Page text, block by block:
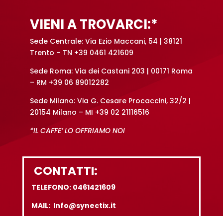
VIENI A TROVARCI:*
Sede Centrale: Via Ezio Maccani, 54 | 38121
Trento – TN +39 0461 421609
Sede Roma: Via dei Castani 203 | 00171 Roma
– RM +39 06 89012282
Sede Milano: Via G. Cesare Procaccini, 32/2 |
20154 Milano – MI +39 02 21116516
*IL CAFFE’ LO OFFRIAMO NOI
CONTATTI:
TELEFONO: 0461421609
MAIL: Info@synectix.it